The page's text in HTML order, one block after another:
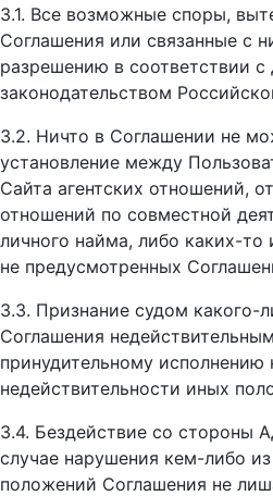
3.1. Все возможные споры,
Соглашения или связанные с
разрешению в соответствии
законодательством
3.2. Ничто в Соглашении не
установление между
Сайта агентских отношений,
отношений по совместной
личного найма, либо каких-
не предусмотренных
3.3. Признание судом какого-
Соглашения
принудительному исполнению
недействительности иных
3.4. Бездействие со стороны
случае нарушения кем-либо
положений Соглашения не